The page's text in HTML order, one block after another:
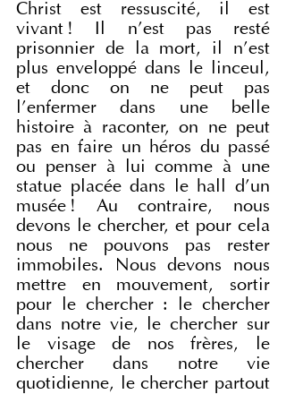
Christ est ressuscité, il est
vivant ! Il n’est pas resté
prisonnier de la mort, il n’est
plus enveloppé dans le linceul,
et donc on ne peut pas
l’enfermer dans une belle
histoire à raconter, on ne peut
pas en faire un héros du passé
ou penser à lui comme à une
statue placée dans le hall d’un
musée ! Au contraire, nous
devons le chercher, et pour cela
nous ne pouvons pas rester
immobiles. Nous devons nous
mettre en mouvement, sortir
pour le chercher : le chercher
dans notre vie, le chercher sur
le visage de nos frères, le
chercher dans notre vie
quotidienne, le chercher partout